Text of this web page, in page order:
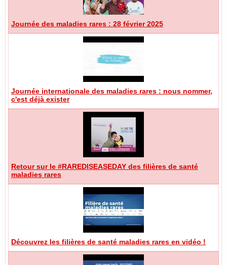
Journée des maladies rares : 28 février 2025
Journée internationale des maladies rares : nous nommer,
c'est déjà exister
Retour sur le #RAREDISEASEDAY des filières de santé
maladies rares
Découvrez les filières de santé maladies rares en vidéo !